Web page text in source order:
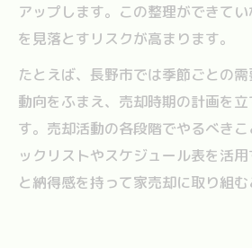
アップします。この整理ができて
を見落とすリスクが高まります。
たとえば、長野市では季節ごとの
動向をふまえ、売却時期の計画を
す。売却活動の各段階でやるべき
ックリストやスケジュール表を活
と納得感を持って家売却に取り組む